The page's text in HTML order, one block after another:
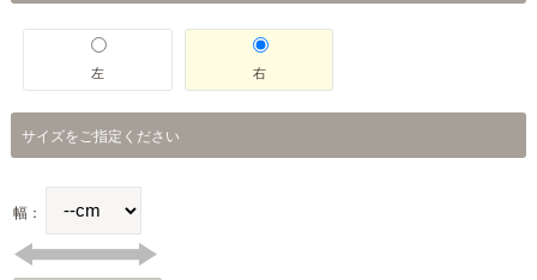
左 右
サイズをご指定ください
幅：